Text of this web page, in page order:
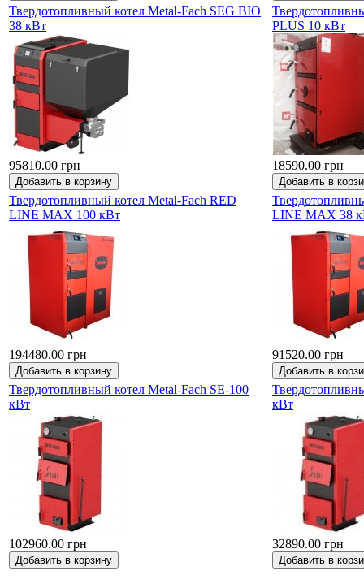
Твердотопливный котел Metal-Fach SEG BIO
38 кВт
95810.00 грн
PLUS 10 кВт
18590.00 грн
Твердотопливный котел Metal-Fach RED
LINE MAX 100 кВт
194480.00 грн
LINE MAX 38
91520.00 грн
Твердотопливный котел Metal-Fach SE-100
кВт
102960.00 грн
кВт
32890.00 грн